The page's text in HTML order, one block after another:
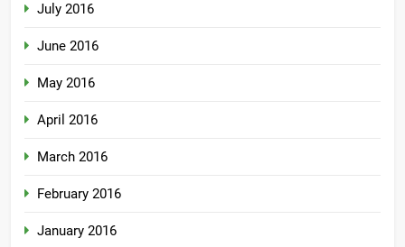
July 2016
June 2016
May 2016
April 2016
March 2016
February 2016
January 2016